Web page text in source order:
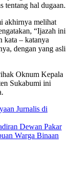
tentang hal dugaan.
akhirnya melihat
“Ijazah ini
kata – katanya
dengan yang asli
Oknum Kepala
Sukabumi ini
Jurnalis di
Dewan Pakar
Warga Binaan